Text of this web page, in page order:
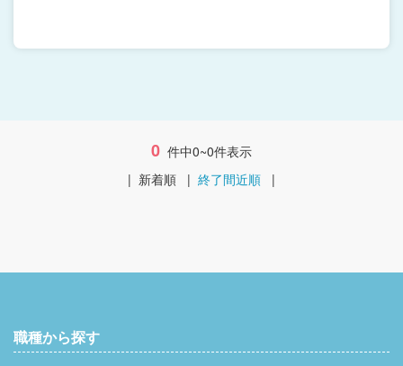
0 件中0~0件表示
| 新着順 | 終了間近順 |
職種から探す